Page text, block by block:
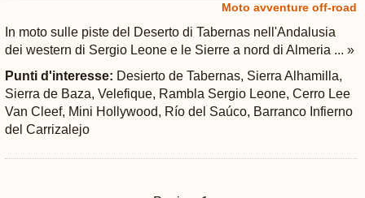
Moto avventure off-road
In moto sulle piste del Deserto di Tabernas nell'Andalusia
dei western di Sergio Leone e le Sierre a nord di Almeria ... »
Punti d'interesse: Desierto de Tabernas, Sierra Alhamilla,
Sierra de Baza, Velefique, Rambla Sergio Leone, Cerro Lee
Van Cleef, Mini Hollywood, Río del Saúco, Barranco Infierno
del Carrizalejo